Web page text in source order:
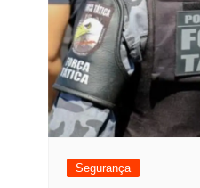
Segurança